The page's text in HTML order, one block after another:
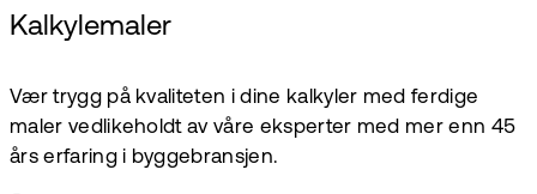
Kalkylemaler
Vær trygg på kvaliteten i dine kalkyler med ferdige
maler vedlikeholdt av våre eksperter med mer enn 45
års erfaring i byggebransjen.